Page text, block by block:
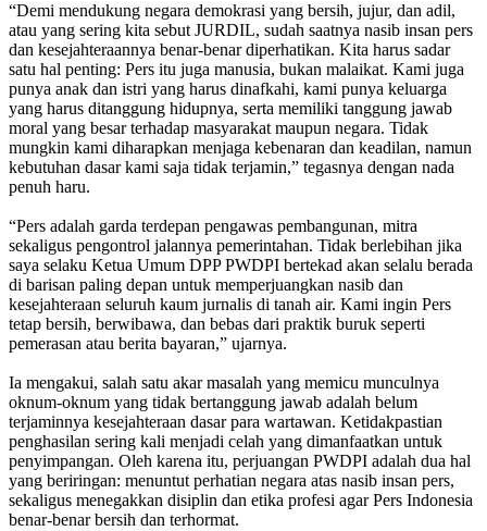
“Demi mendukung negara demokrasi yang bersih, jujur, dan adil,
atau yang sering kita sebut JURDIL, sudah saatnya nasib insan pers
dan kesejahteraannya benar-benar diperhatikan. Kita harus sadar
satu hal penting: Pers itu juga manusia, bukan malaikat. Kami juga
punya anak dan istri yang harus dinafkahi, kami punya keluarga
yang harus ditanggung hidupnya, serta memiliki tanggung jawab
moral yang besar terhadap masyarakat maupun negara. Tidak
mungkin kami diharapkan menjaga kebenaran dan keadilan, namun
kebutuhan dasar kami saja tidak terjamin,” tegasnya dengan nada
penuh haru.
“Pers adalah garda terdepan pengawas pembangunan, mitra
sekaligus pengontrol jalannya pemerintahan. Tidak berlebihan jika
saya selaku Ketua Umum DPP PWDPI bertekad akan selalu berada
di barisan paling depan untuk memperjuangkan nasib dan
kesejahteraan seluruh kaum jurnalis di tanah air. Kami ingin Pers
tetap bersih, berwibawa, dan bebas dari praktik buruk seperti
pemerasan atau berita bayaran,” ujarnya.
Ia mengakui, salah satu akar masalah yang memicu munculnya
oknum-oknum yang tidak bertanggung jawab adalah belum
terjaminnya kesejahteraan dasar para wartawan. Ketidakpastian
penghasilan sering kali menjadi celah yang dimanfaatkan untuk
penyimpangan. Oleh karena itu, perjuangan PWDPI adalah dua hal
yang beriringan: menuntut perhatian negara atas nasib insan pers,
sekaligus menegakkan disiplin dan etika profesi agar Pers Indonesia
benar-benar bersih dan terhormat.